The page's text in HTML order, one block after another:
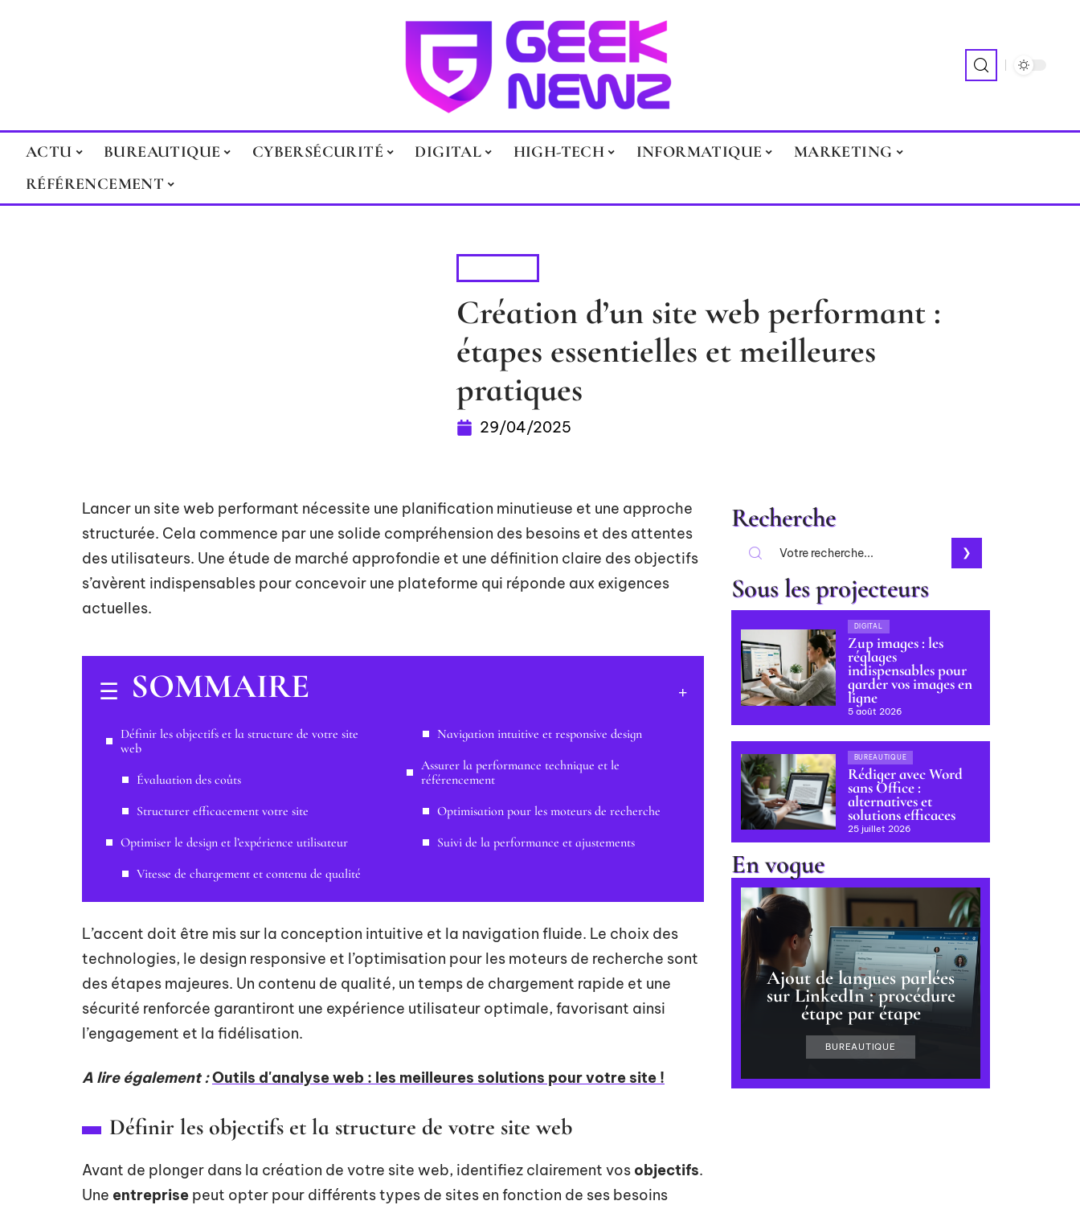
ACTU BUREAUTIQUE CYBERSÉCURITÉ DIGITAL HIGH-TECH INFORMATIQUE
MARKETING
RÉFÉRENCEMENT
Création d’un site web performant :
étapes essentielles et meilleures
pratiques
29/04/2025
Lancer un site web performant nécessite une planification minutieuse et une approche
structurée. Cela commence par une solide compréhension des besoins et des attentes
des utilisateurs. Une étude de marché approfondie et une définition claire des objectifs
s’avèrent indispensables pour concevoir une plateforme qui réponde aux exigences
actuelles.
SOMMAIRE
Définir les objectifs et la structure de votre site
web
Évaluation des coûts
Structurer efficacement votre site
Optimiser le design et l’expérience utilisateur
Vitesse de chargement et contenu de qualité
Navigation intuitive et responsive design
Assurer la performance technique et le
référencement
Optimisation pour les moteurs de recherche
Suivi de la performance et ajustements
L’accent doit être mis sur la conception intuitive et la navigation fluide. Le choix des
technologies, le design responsive et l’optimisation pour les moteurs de recherche sont
des étapes majeures. Un contenu de qualité, un temps de chargement rapide et une
sécurité renforcée garantiront une expérience utilisateur optimale, favorisant ainsi
l’engagement et la fidélisation.
A lire également :Outils d'analyse web : les meilleures solutions pour votre site !
Définir les objectifs et la structure de votre site web
Avant de plonger dans la création de votre site web, identifiez clairement vos objectifs.
Une entreprise peut opter pour différents types de sites en fonction de ses besoins
Recherche
Sous les projecteurs
DIGITAL
Zup images : les
réglages
indispensables pour
garder vos images en
ligne
5 août 2026
BUREAUTIQUE
Rédiger avec Word
sans Office :
alternatives et
solutions efficaces
25 juillet 2026
En vogue
Ajout de langues parlées
sur LinkedIn : procédure
étape par étape
BUREAUTIQUE